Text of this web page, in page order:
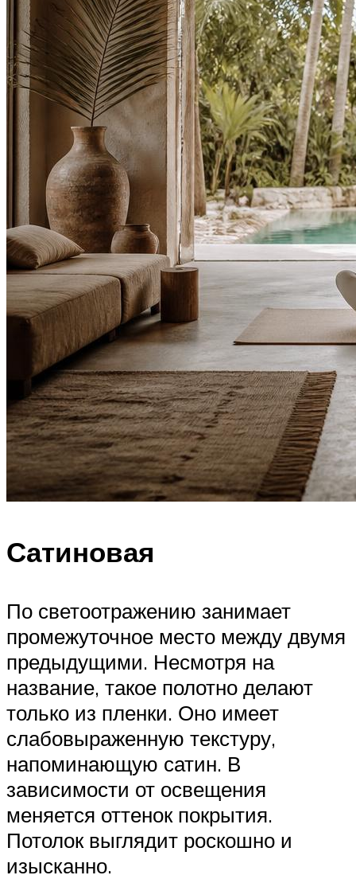
Сатиновая
По светоотражению занимает
промежуточное место между двумя
предыдущими. Несмотря на
название, такое полотно делают
только из пленки. Оно имеет
слабовыраженную текстуру,
напоминающую сатин. В
зависимости от освещения
меняется оттенок покрытия.
Потолок выглядит роскошно и
изысканно.